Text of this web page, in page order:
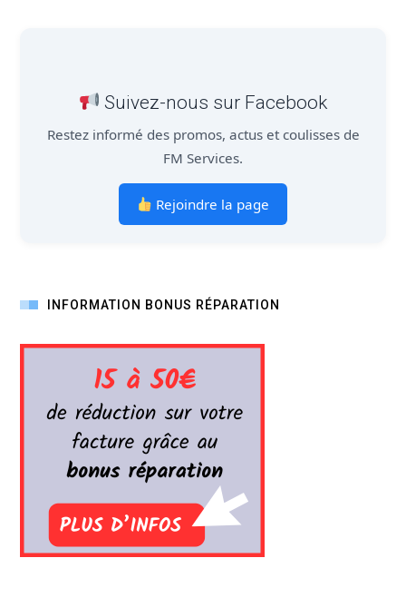
Suivez-nous sur Facebook
Restez informé des promos, actus et coulisses de
FM Services.
Rejoindre la page
INFORMATION BONUS RÉPARATION